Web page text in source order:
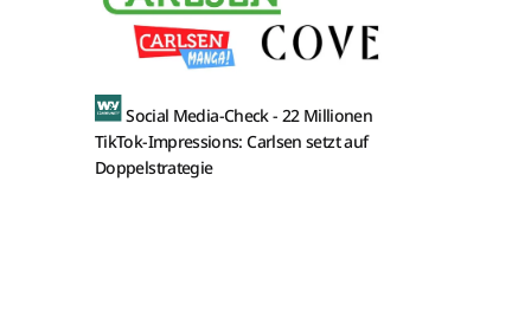
Social Media-Check - 22 Millionen
TikTok-Impressions: Carlsen setzt auf
Doppelstrategie